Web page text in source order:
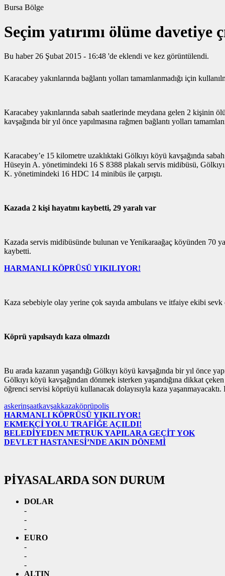
Bursa Bölge
Seçim yatırımı ölüme davetiye
Bu haber 26 Şubat 2015 - 16:48 'de eklendi ve kez görüntülendi.
Karacabey yakınlarında bağlantı yolları tamamlanmadığı için
Karacabey yakınlarında sabah saatlerinde meydana gelen 2 kişinin
kavşağında bir yıl önce yapılmasına rağmen bağlantı yolları
Karacabey’e 15 kilometre uzaklıktaki Gölkıyı köyü kavşağında
Hüseyin A. yönetimindeki 16 S 8388 plakalı servis midibüsü,
K. yönetimindeki 16 HDC 14 minibüs ile çarpıştı.
Kazada 2 kişi hayatını kaybetti, 29 yaralı var
Kazada servis midibüsünde bulunan ve Yenikaraağaç köyünden 70
kaybetti.
HARMANLI KÖPRÜSÜ YIKILIYOR!
Kaza sebebiyle olay yerine çok sayıda ambulans ve itfaiye ekibi
Köprü yapılsaydı kaza olmazdı
Bu arada kazanın yaşandığı Gölkıyı köyü kavşağında bir yıl önce
Gölkıyı köyü kavşağından dönmek isterken yaşandığına dikkat
öğrenci servisi köprüyü kullanacak dolayısıyla kaza
askerinşaatkavşakkazaköprüpolis
HARMANLI KÖPRÜSÜ YIKILIYOR!
EKMEKÇİ YOLU TRAFİĞE AÇILDI!
BELEDİYEDEN METRUK YAPILARA GEÇİT YOK
DEVLET HASTANESİ’NDE AKIN DÖNEMİ
PİYASALARDA SON DURUM
DOLAR
-
-
-
EURO
-
-
-
ALTIN